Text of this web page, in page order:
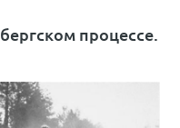
процессе.